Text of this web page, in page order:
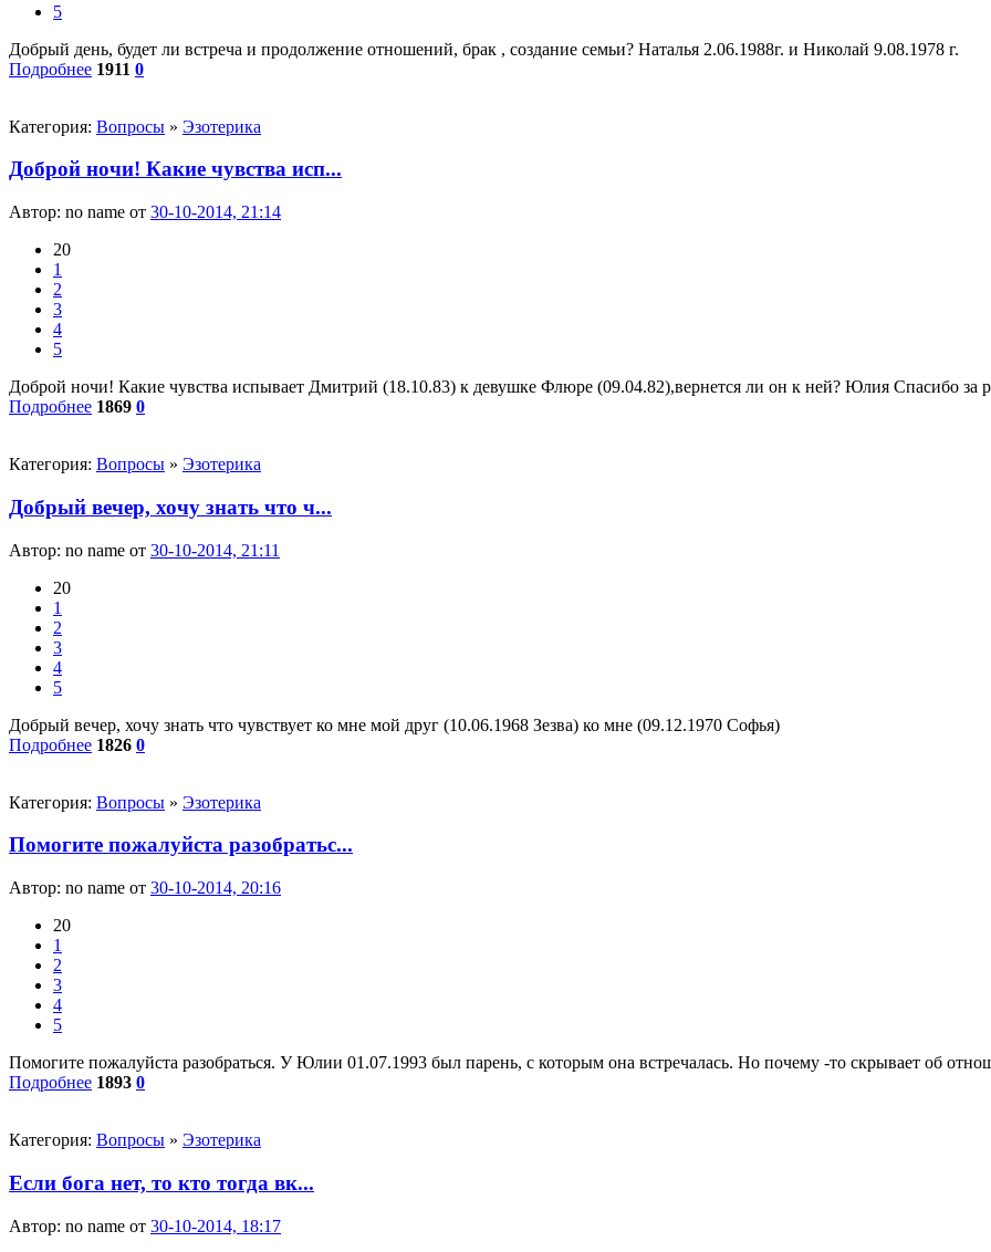
5
Добрый день, будет ли встреча и продолжение отношений, брак , создание семьи? Наталья 2.06.1988г. и Николай 9.08.1978 г.
Подробнее 1911 0
Категория: Вопросы » Эзотерика
Доброй ночи! Какие чувства исп...
Автор: no name от 30-10-2014, 21:14
20
1
2
3
4
5
Доброй ночи! Какие чувства испывает Дмитрий (18.10.83) к девушке Флюре (09.04.82),вернется ли он к ней? Юлия Спасибо за
Подробнее 1869 0
Категория: Вопросы » Эзотерика
Добрый вечер, хочу знать что ч...
Автор: no name от 30-10-2014, 21:11
20
1
2
3
4
5
Добрый вечер, хочу знать что чувствует ко мне мой друг (10.06.1968 Зезва) ко мне (09.12.1970 Софья)
Подробнее 1826 0
Категория: Вопросы » Эзотерика
Помогите пожалуйста разобратьс...
Автор: no name от 30-10-2014, 20:16
20
1
2
3
4
5
Помогите пожалуйста разобраться. У Юлии 01.07.1993 был парень, с которым она встречалась. Но почему -то скрывает об
Подробнее 1893 0
Категория: Вопросы » Эзотерика
Если бога нет, то кто тогда вк...
Автор: no name от 30-10-2014, 18:17